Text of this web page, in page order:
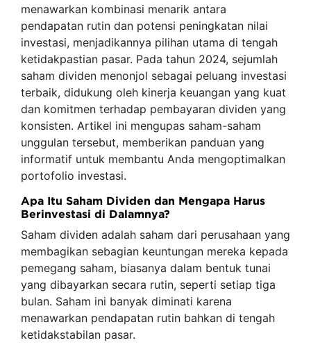
menawarkan kombinasi menarik antara
pendapatan rutin dan potensi peningkatan nilai
investasi, menjadikannya pilihan utama di tengah
ketidakpastian pasar. Pada tahun 2024, sejumlah
saham dividen menonjol sebagai peluang investasi
terbaik, didukung oleh kinerja keuangan yang kuat
dan komitmen terhadap pembayaran dividen yang
konsisten. Artikel ini mengupas saham-saham
unggulan tersebut, memberikan panduan yang
informatif untuk membantu Anda mengoptimalkan
portofolio investasi.
Apa Itu Saham Dividen dan Mengapa Harus
Berinvestasi di Dalamnya?
Saham dividen adalah saham dari perusahaan yang
membagikan sebagian keuntungan mereka kepada
pemegang saham, biasanya dalam bentuk tunai
yang dibayarkan secara rutin, seperti setiap tiga
bulan. Saham ini banyak diminati karena
menawarkan pendapatan rutin bahkan di tengah
ketidakstabilan pasar.